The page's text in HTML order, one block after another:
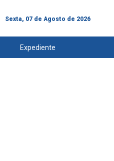
Sexta, 07 de Agosto de 2026
Expediente